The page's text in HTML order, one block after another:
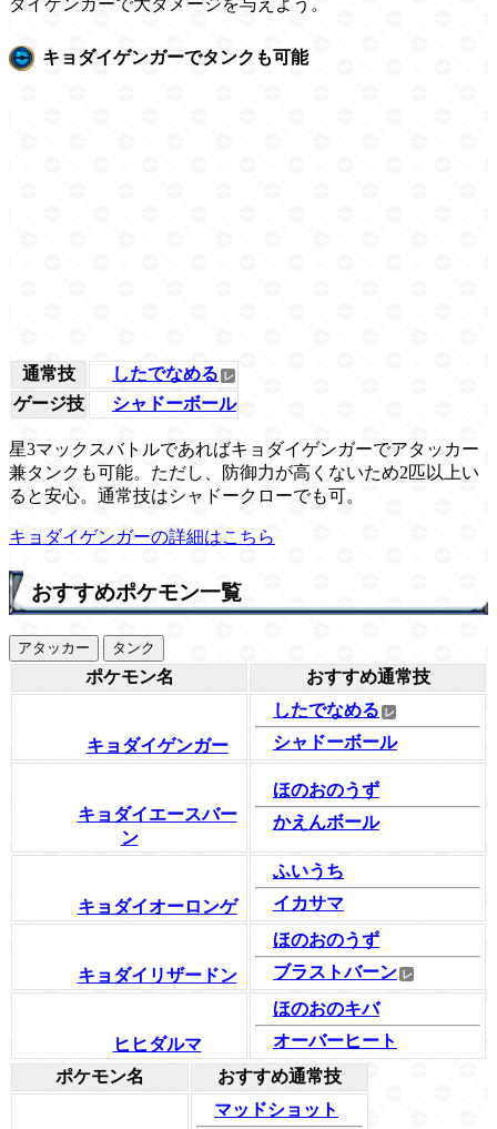
ダイゲンガーで大ダメージを与えよう。
キョダイゲンガーでタンクも可能
通常技
したでなめる
ゲージ技
シャドーボール
星3マックスバトルであればキョダイゲンガーでアタッカー
兼タンクも可能。ただし、防御力が高くないため2匹以上い
ると安心。通常技はシャドークローでも可。
キョダイゲンガーの詳細はこちら
おすすめポケモン一覧
アタッカー タンク
ポケモン名 おすすめ通常技
キョダイゲンガー
したでなめる
シャドーボール
キョダイエースバー
ン
ほのおのうず
かえんボール
キョダイオーロンゲ
ふいうち
イカサマ
キョダイリザードン
ほのおのうず
ブラストバーン
ヒヒダルマ
ほのおのキバ
オーバーヒート
ポケモン名
おすすめ通常技
マッドショット